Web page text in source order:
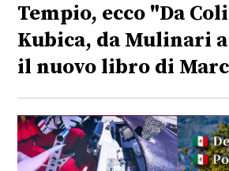
Tempio, ecco "Da
Kubica, da Mulinari
il nuovo libro di